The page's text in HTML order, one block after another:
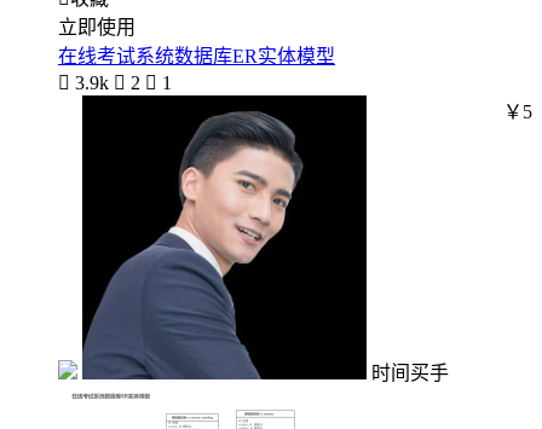
立即使用
在线考试系统数据库ER实体模型
 3.9k  2  1
时间买手
￥5